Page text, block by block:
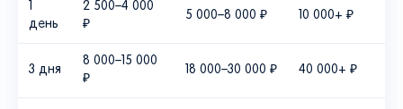
1
день
2 500–4 000
₽
5 000–8 000 ₽ 10 000+ ₽
3 дня
8 000–15 000
₽
18 000–30 000 ₽ 40 000+ ₽